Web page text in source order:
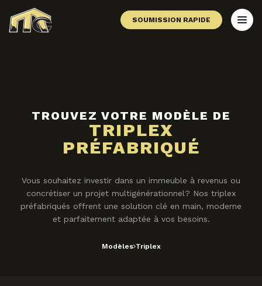
SOUMISSION RAPIDE
TROUVEZ VOTRE MODÈLE DE
TRIPLEX
PRÉFABRIQUÉ
Vous souhaitez investir dans un immeuble à revenus ou
concrétiser un projet multigénérationnel? Nos triplex
préfabriqués offrent une solution clé en main, moderne
et parfaitement adaptée à vos besoins.
Modèles Triplex